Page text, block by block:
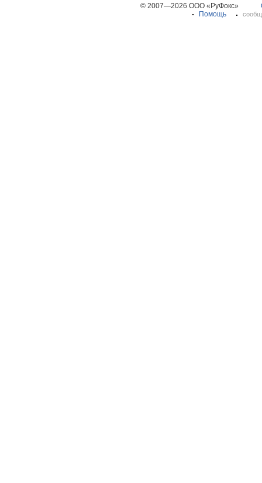
© 2007—2026 ООО «РуФокс»
Помощь